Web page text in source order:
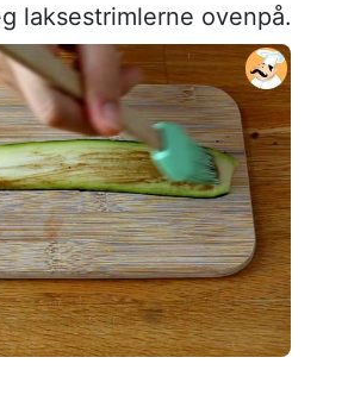
laksestrimlerne ovenpå.